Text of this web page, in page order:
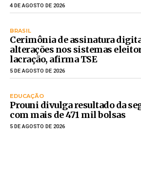
4 DE AGOSTO DE 2026
BRASIL
Cerimônia de assinatura
alterações nos sistemas
lacração, afirma TSE
5 DE AGOSTO DE 2026
EDUCAÇÃO
Prouni divulga resultado da
com mais de 471 mil bolsas
5 DE AGOSTO DE 2026